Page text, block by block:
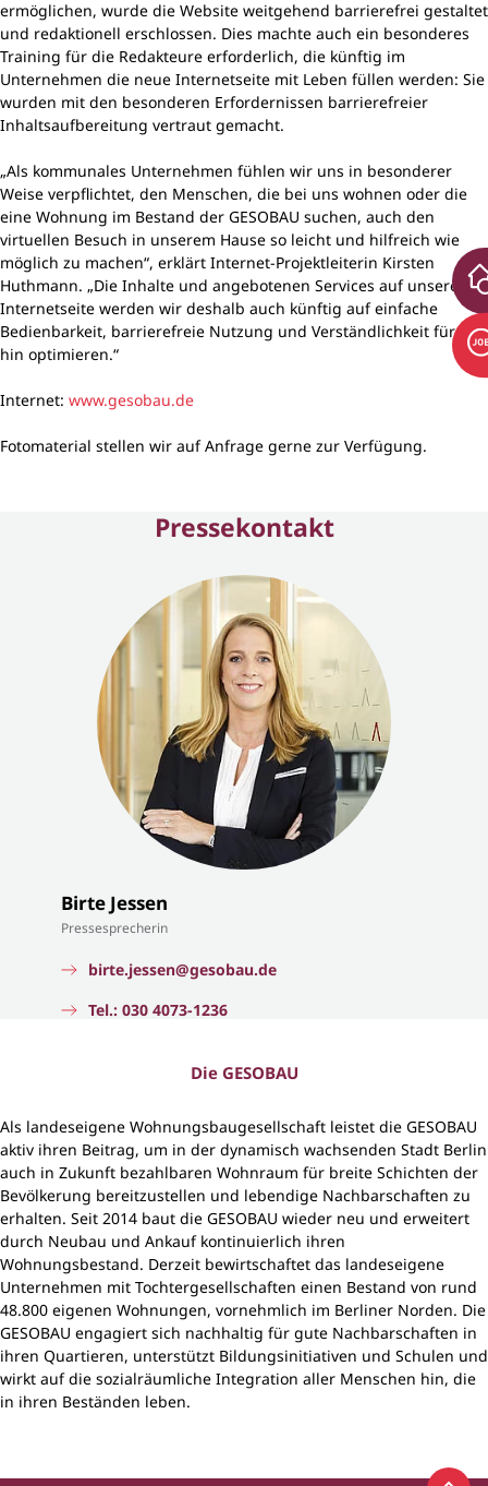
ermöglichen, wurde die Website weitgehend barrierefrei gestaltet
und redaktionell erschlossen. Dies machte auch ein besonderes
Training für die Redakteure erforderlich, die künftig im
Unternehmen die neue Internetseite mit Leben füllen werden: Sie
wurden mit den besonderen Erfordernissen barrierefreier
Inhaltsaufbereitung vertraut gemacht.
„Als kommunales Unternehmen fühlen wir uns in besonderer
Weise verpflichtet, den Menschen, die bei uns wohnen oder die
eine Wohnung im Bestand der GESOBAU suchen, auch den
virtuellen Besuch in unserem Hause so leicht und hilfreich wie
möglich zu machen“, erklärt Internet-Projektleiterin Kirsten
Huthmann. „Die Inhalte und angebotenen Services auf unserer
Internetseite werden wir deshalb auch künftig auf einfache
Bedienbarkeit, barrierefreie Nutzung und Verständlichkeit für alle
hin optimieren.“
Internet: www.gesobau.de
Fotomaterial stellen wir auf Anfrage gerne zur Verfügung.
Pressekontakt
Birte Jessen
Pressesprecherin
birte.jessen@gesobau.de
Tel.: 030 4073-1236
Die GESOBAU
Als landeseigene Wohnungsbaugesellschaft leistet die GESOBAU
aktiv ihren Beitrag, um in der dynamisch wachsenden Stadt Berlin
auch in Zukunft bezahlbaren Wohnraum für breite Schichten der
Bevölkerung bereitzustellen und lebendige Nachbarschaften zu
erhalten. Seit 2014 baut die GESOBAU wieder neu und erweitert
durch Neubau und Ankauf kontinuierlich ihren
Wohnungsbestand. Derzeit bewirtschaftet das landeseigene
Unternehmen mit Tochtergesellschaften einen Bestand von rund
48.800 eigenen Wohnungen, vornehmlich im Berliner Norden. Die
GESOBAU engagiert sich nachhaltig für gute Nachbarschaften in
ihren Quartieren, unterstützt Bildungsinitiativen und Schulen und
wirkt auf die sozialräumliche Integration aller Menschen hin, die
in ihren Beständen leben.